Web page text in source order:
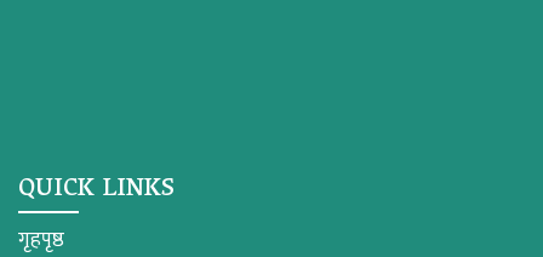
QUICK LINKS
गृहपृष्ठ